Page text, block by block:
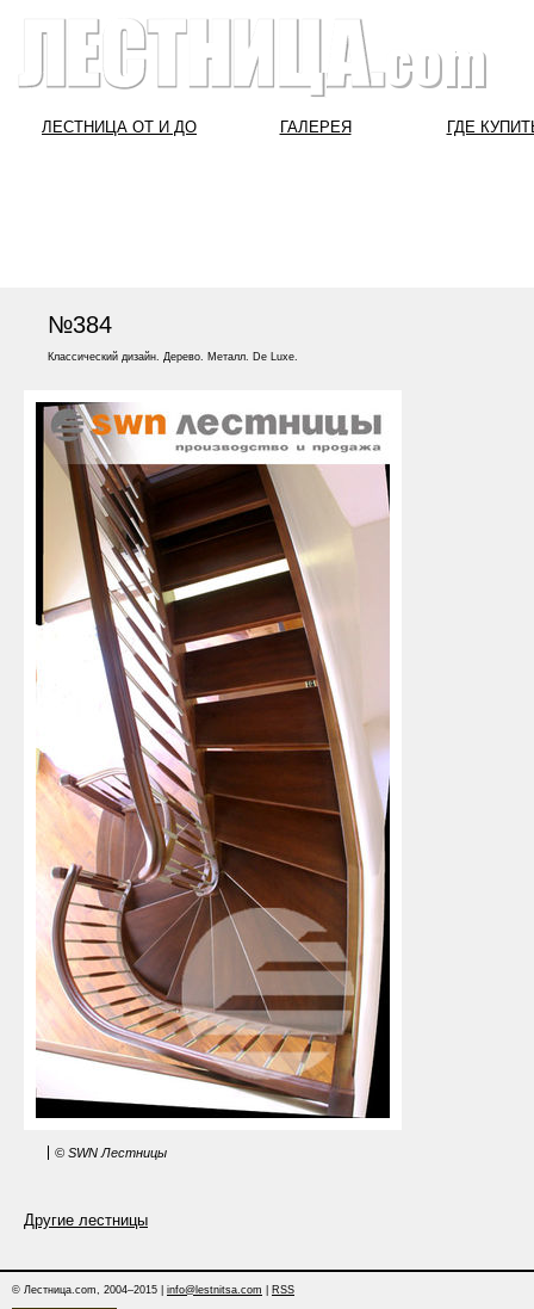
ЛЕСТНИЦА ОТ И ДО ГАЛЕРЕЯ ГДЕ
№384
Классический дизайн. Дерево. Металл. De Luxe.
© SWN Лестницы
Другие лестницы
© Лестница.com, 2004–2015 | info@lestnitsa.com RSS